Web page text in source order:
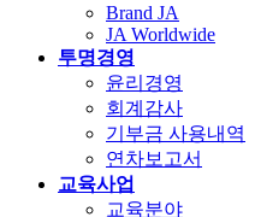
Brand JA
JA Worldwide
투명경영
윤리경영
회계감사
기부금 사용내역
연차보고서
교육사업
교육분야